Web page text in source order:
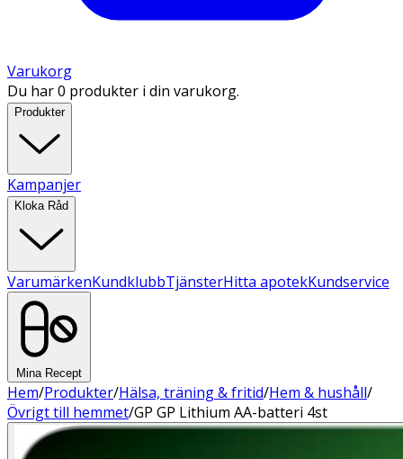
Varukorg
Du har 0 produkter i din varukorg.
Produkter
Kampanjer
Kloka Råd
VarumärkenKundklubbTjänsterHitta apotekKundservice
Mina Recept
Hem/Produkter/Hälsa, träning & fritid/Hem & hushåll/
Övrigt till hemmet/GP GP Lithium AA-batteri 4st